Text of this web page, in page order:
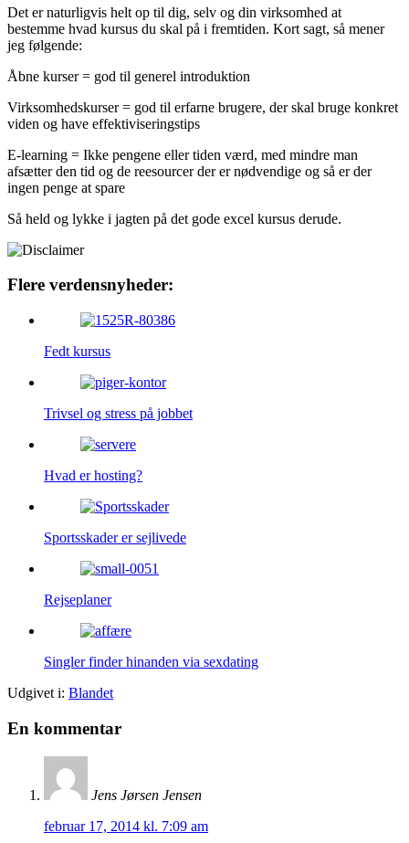
Det er naturligvis helt op til dig, selv og din virksomhed at
bestemme hvad kursus du skal på i fremtiden. Kort sagt, så mener
jeg følgende:
Åbne kurser = god til generel introduktion
Virksomhedskurser = god til erfarne brugere, der skal bruge konkret
viden og have effektiviseringstips
E-learning = Ikke pengene eller tiden værd, med mindre man
afsætter den tid og de reesourcer der er nødvendige og så er der
ingen penge at spare
Så held og lykke i jagten på det gode excel kursus derude.
Flere verdensnyheder:
Fedt kursus
Trivsel og stress på jobbet
Hvad er hosting?
Sportsskader er sejlivede
Rejseplaner
Singler finder hinanden via sexdating
Udgivet i: Blandet
En kommentar
Jens Jørsen Jensen
februar 17, 2014 kl. 7:09 am